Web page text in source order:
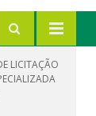
LICITAÇÃO